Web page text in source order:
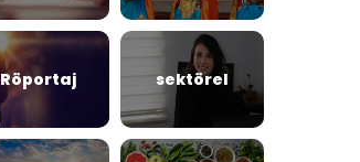
Röportaj sektörel